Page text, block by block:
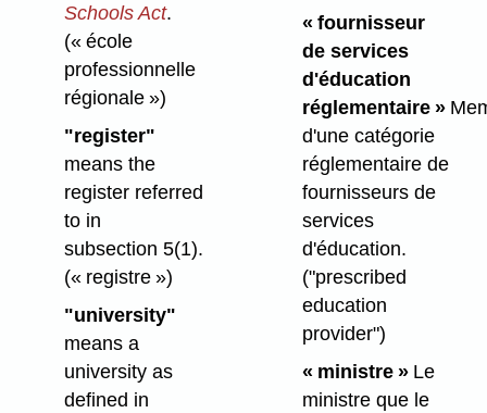
Schools Act.
(« école
professionnelle
régionale »)
"register"
means the
register referred
to in
subsection 5(1).
(« registre »)
"university"
means a
university as
defined in
« fournisseur
de services
d'éducation
réglementaire »
d'une catégorie
réglementaire de
fournisseurs de
services
d'éducation.
("prescribed
education
provider")
« ministre »Le
ministre que le